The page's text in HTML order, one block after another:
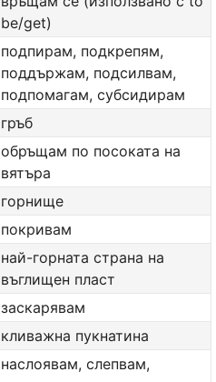
be/get)
подпирам, подкрепям,
поддържам, подсилвам,
подпомагам, субсидирам
гръб
обръщам по посоката на
вятъра
горнище
покривам
най-горната страна на
въглищен пласт
заскарявам
кливажна пукнатина
наслоявам, слепвам,